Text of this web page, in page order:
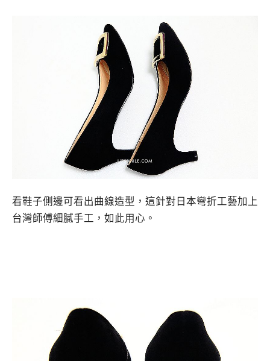
看鞋子側邊可看出曲線造型，這針對日本彎折工藝加上
台灣師傅細膩手工，如此用心。